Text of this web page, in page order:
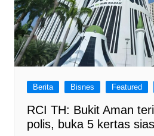
Berita Bisnes Featured
RCI TH: Bukit Aman
polis, buka 5 kertas